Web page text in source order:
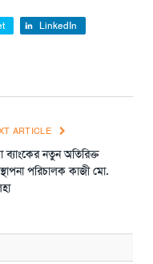
LinkedIn
ARTICLE
ব্যাংকের নতুন অতিরিক্ত
পরিচালক কাজী মো.